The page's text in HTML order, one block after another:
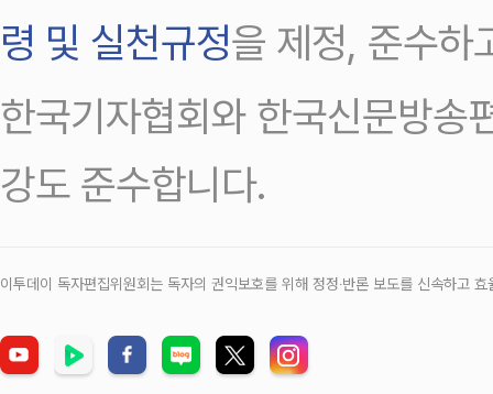
령 및 실천규정을 제정, 준수하
한국기자협회와 한국신문방송
강도 준수합니다.
이투데이 독자편집위원회는 독자의 권익보호를 위해 정정‧반론 보도를 신속하고